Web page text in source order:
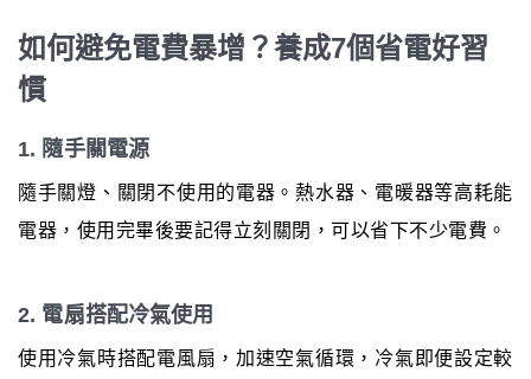
如何避免電費暴增？養成7個省電好習
慣
1. 隨手關電源
隨手關燈、關閉不使用的電器。熱水器、電暖器等高耗能
電器，使用完畢後要記得立刻關閉，可以省下不少電費。
2. 電扇搭配冷氣使用
使用冷氣時搭配電風扇，加速空氣循環，冷氣即便設定較